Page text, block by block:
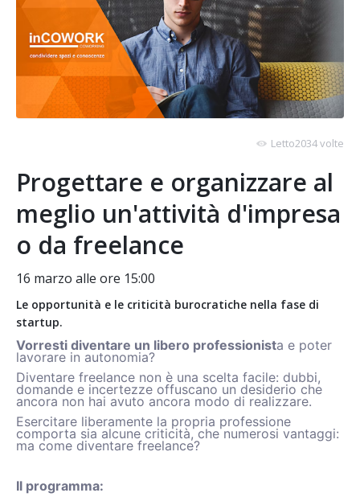
Letto2034 volte
Progettare e organizzare al
meglio un'attività d'impresa
o da freelance
16 marzo alle ore 15:00
Le opportunità e le criticità burocratiche nella fase di
startup.
Vorresti diventare un libero professionista e poter
lavorare in autonomia?
Diventare freelance non è una scelta facile: dubbi,
domande e incertezze offuscano un desiderio che
ancora non hai avuto ancora modo di realizzare.
Esercitare liberamente la propria professione
comporta sia alcune criticità, che numerosi vantaggi:
ma come diventare freelance?
Il programma: